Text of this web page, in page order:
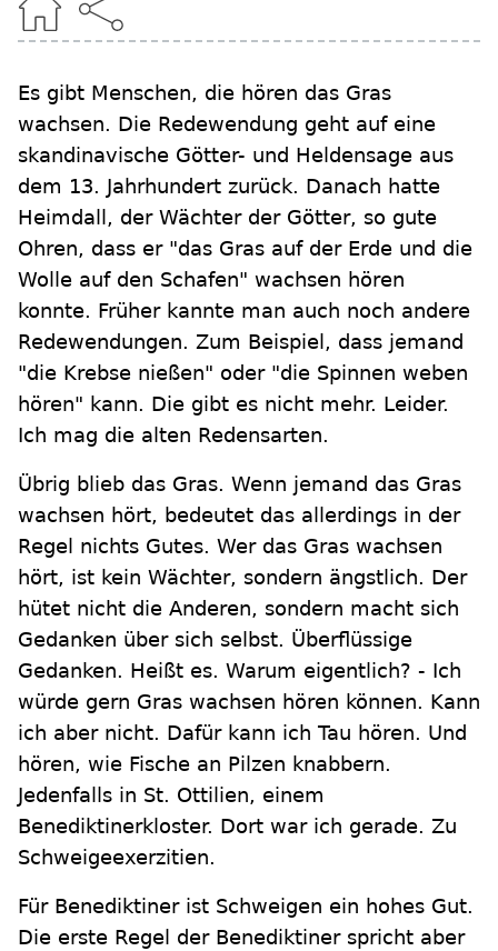
Es gibt Menschen, die hören das Gras
wachsen. Die Redewendung geht auf eine
skandinavische Götter- und Heldensage aus
dem 13. Jahrhundert zurück. Danach hatte
Heimdall, der Wächter der Götter, so gute
Ohren, dass er "das Gras auf der Erde und die
Wolle auf den Schafen" wachsen hören
konnte. Früher kannte man auch noch andere
Redewendungen. Zum Beispiel, dass jemand
"die Krebse nießen" oder "die Spinnen weben
hören" kann. Die gibt es nicht mehr. Leider.
Ich mag die alten Redensarten.
Übrig blieb das Gras. Wenn jemand das Gras
wachsen hört, bedeutet das allerdings in der
Regel nichts Gutes. Wer das Gras wachsen
hört, ist kein Wächter, sondern ängstlich. Der
hütet nicht die Anderen, sondern macht sich
Gedanken über sich selbst. Überflüssige
Gedanken. Heißt es. Warum eigentlich? - Ich
würde gern Gras wachsen hören können. Kann
ich aber nicht. Dafür kann ich Tau hören. Und
hören, wie Fische an Pilzen knabbern.
Jedenfalls in St. Ottilien, einem
Benediktinerkloster. Dort war ich gerade. Zu
Schweigeexerzitien.
Für Benediktiner ist Schweigen ein hohes Gut.
Die erste Regel der Benediktiner spricht aber